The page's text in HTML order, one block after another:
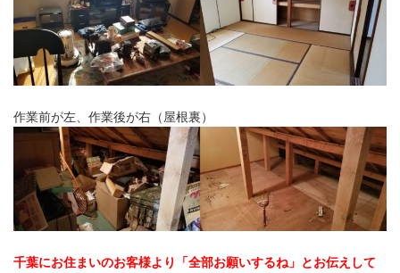
作業前が左、作業後が右（屋根裏）
千葉にお住まいのお客様より「全部お願いするね」とお伝えして